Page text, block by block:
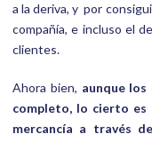
a la deriva, y por
compañía, e incluso el
clientes.
Ahora bien, aunque
completo, lo cierto es
mercancía a través